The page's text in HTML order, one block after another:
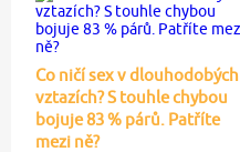
Co ničí sex v dlouhodobých
vztazích? S touhle chybou
bojuje 83 % párů. Patříte
mezi ně?